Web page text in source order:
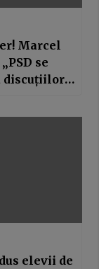
Marcel
se
discuțiilor,
elevii de